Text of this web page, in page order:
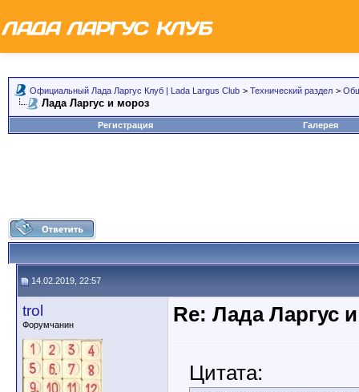
Официальный Лада Ларгус Клуб | Lada Largus Club > Технический раздел >
Лада Ларгус и мороз
Регистрация Галерея
14.02.2019, 22:57
trol
Форумчанин Re: Лада Ларгус
Цитата: